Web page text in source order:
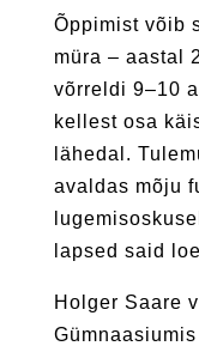
Õppimist võib
müra – aastal
võrreldi 9–10
kellest osa
lähedal.
avaldas mõju
lapsed said
Holger Saare